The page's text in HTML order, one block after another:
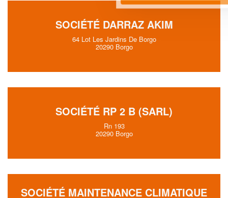
SOCIÉTÉ DARRAZ AKIM
64 Lot Les Jardins De Borgo
20290 Borgo
SOCIÉTÉ RP 2 B (SARL)
Rn 193
20290 Borgo
SOCIÉTÉ MAINTENANCE CLIMATIQUE